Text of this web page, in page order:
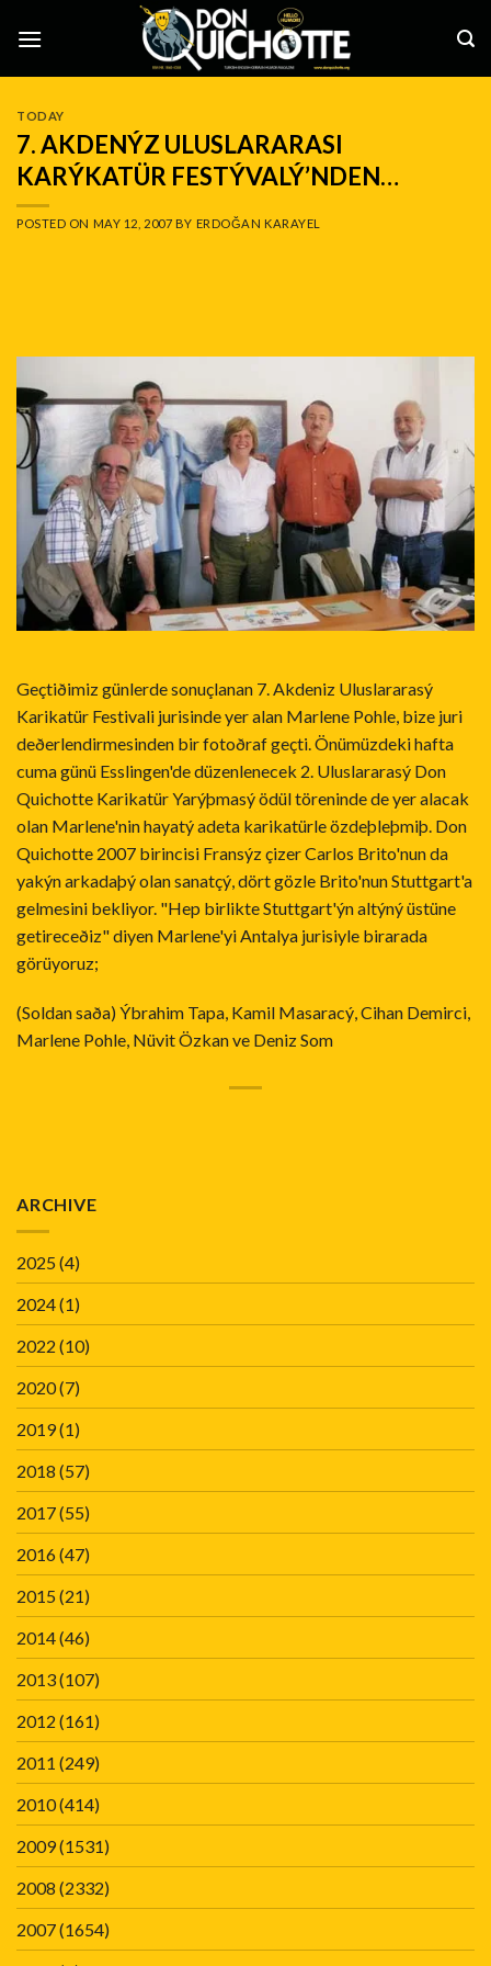
TODAY
7. AKDENÝZ ULUSLARARASI
KARÝKATÜR FESTÝVALÝ’NDEN…
POSTED ON MAY 12, 2007 BY ERDOĞAN KARAYEL
Geçtiðimiz günlerde sonuçlanan 7. Akdeniz Uluslararasý
Karikatür Festivali jurisinde yer alan Marlene Pohle, bize juri
deðerlendirmesinden bir fotoðraf geçti. Önümüzdeki hafta
cuma günü Esslingen'de düzenlenecek 2. Uluslararasý Don
Quichotte Karikatür Yarýþmasý ödül töreninde de yer alacak
olan Marlene'nin hayatý adeta karikatürle özdeþleþmiþ. Don
Quichotte 2007 birincisi Fransýz çizer Carlos Brito'nun da
yakýn arkadaþý olan sanatçý, dört gözle Brito'nun Stuttgart'a
gelmesini bekliyor. "Hep birlikte Stuttgart'ýn altýný üstüne
getireceðiz" diyen Marlene'yi Antalya jurisiyle birarada
görüyoruz;
(Soldan saða) Ýbrahim Tapa, Kamil Masaracý, Cihan Demirci,
Marlene Pohle, Nüvit Özkan ve Deniz Som
ARCHIVE
2025(4)
2024(1)
2022 (10)
2020(7)
2019(1)
2018 (57)
2017(55)
2016(47)
2015(21)
2014(46)
2013(107)
2012 (161)
2011 (249)
2010(414)
2009(1531)
2008 (2332)
2007(1654)